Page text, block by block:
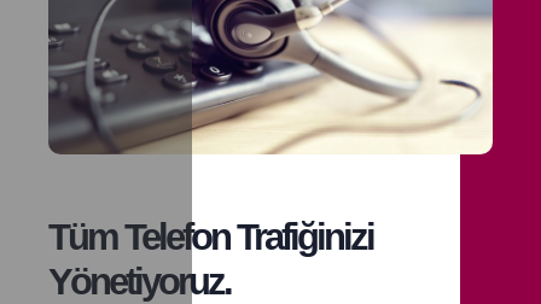
Tüm Telefon Trafiğinizi
Yönetiyoruz.